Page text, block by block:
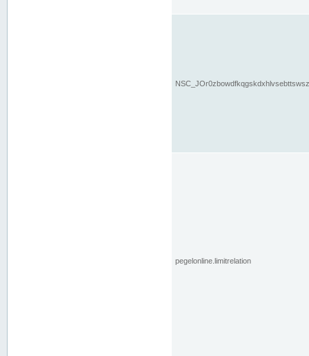
pegelonline.limitrelation